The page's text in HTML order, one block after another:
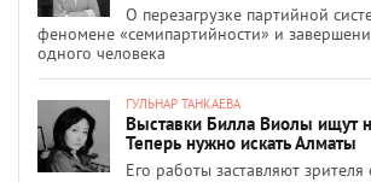
О перезагрузке партийной
феномене «семипартийности» и
одного человека
ГУЛЬНАР ТАНКАЕВА
Выставки Билла Виолы ищут
Теперь нужно искать Алматы
Его работы заставляют зрителя